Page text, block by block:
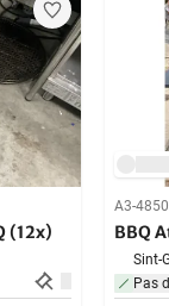
(12x)
A3-
BBQ
Sint-
Pas